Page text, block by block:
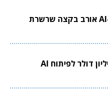
צוואר הבקבוק הבא בשוק ה-AI אורב בקצה שרשרת
Limitless Labs גייסה 20 מיליון דולר לפיתוח AI